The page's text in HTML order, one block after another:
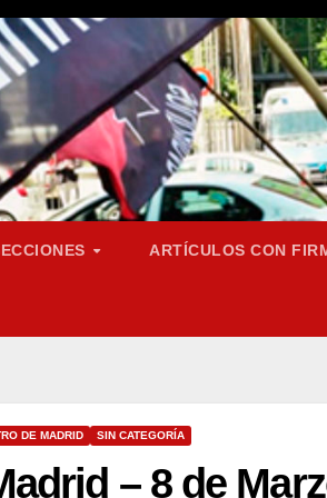
ARTÍCULOS CON
DE MADRID SIN CATEGORÍA
– 8 de